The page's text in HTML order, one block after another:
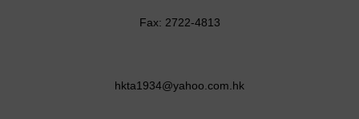
Fax: 2722-4813
hkta1934@yahoo.com.hk